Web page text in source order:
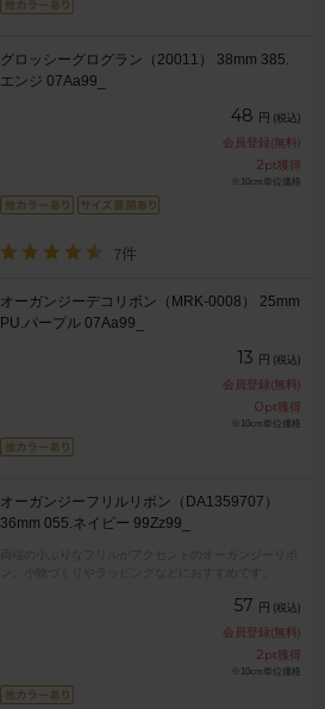
グロッシーグログラン（20011） 38mm 385.
エンジ 07Aa99_
48 円 (税込)
会員登録(無料)
2pt獲得
※10cm単位価格
7件
オーガンジーデコリボン（MRK-0008） 25mm
PU.パープル 07Aa99_
13 円 (税込)
会員登録(無料)
0pt獲得
※10cm単位価格
オーガンジーフリルリボン（DA1359707）
36mm 055.ネイビー 99Zz99_
両端の小ぶりなフリルがアクセントのオーガンジーリボ
ン。小物づくりやラッピングなどにおすすめです。
57 円 (税込)
会員登録(無料)
2pt獲得
※10cm単位価格